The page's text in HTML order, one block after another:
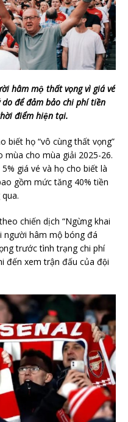
hâm mộ thất vọng vì giá vé
để đảm bảo chi phí tiền
điểm hiện tại.
biết họ “vô cùng thất vọng”
mùa cho mùa giải 2025-26.
giá vé và họ cho biết là
gồm mức tăng 40% tiền
chiến dịch “Ngừng khai
người hâm mộ bóng đá
trước tình trạng chi phí
đến xem trận đấu của đội